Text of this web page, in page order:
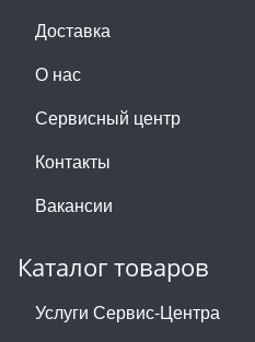
Доставка
О нас
Сервисный центр
Контакты
Вакансии
Каталог товаров
Услуги Сервис-Центра